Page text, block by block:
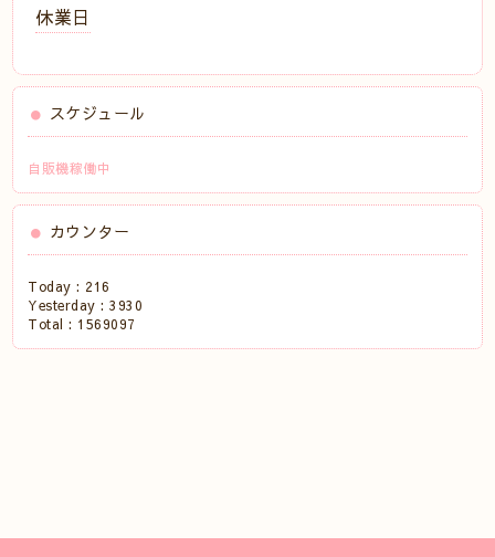
休業日
スケジュール
自販機稼働中
カウンター
Today : 216
Yesterday :3930
Total : 1569097